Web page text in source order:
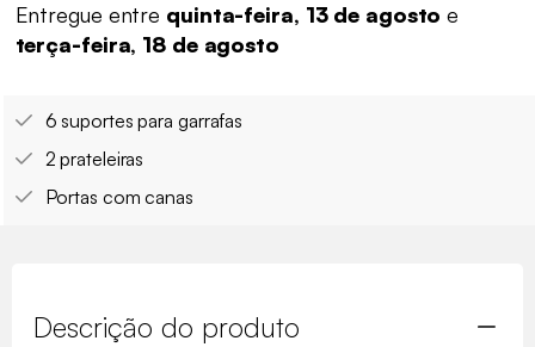
Entregue entre quinta-feira, 13 de agostoe
terça-feira, 18 de agosto
6 suportes para garrafas
2 prateleiras
Portas com canas
Descrição do produto